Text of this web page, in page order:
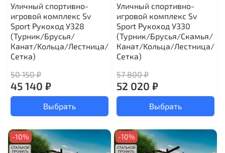
Уличный спортивно-
игровой комплекс Sv
Sport Рукоход У328
(Турник/Брусья/
Канат/Kольца/Лестница/
Сетка)
50 150 ₽
45 140 ₽
Выбрать
Уличный спортивно-
игровой комплекс Sv
Sport Рукоход У330
(Турник/Брусья/Скамья/
Канат/Kольца/Лестница/
Сетка)
57 800 ₽
52 020 ₽
Выбрать
-10% -10%